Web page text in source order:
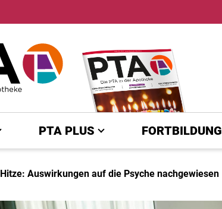
PTA PLUS FORTBILDUNG
Hitze: Auswirkungen auf die Psyche nachgewiesen